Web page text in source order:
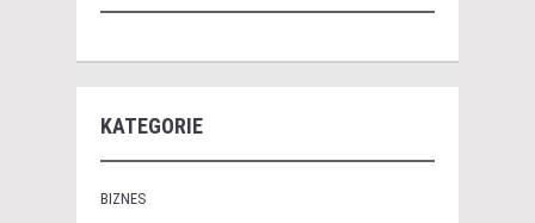
KATEGORIE
BIZNES